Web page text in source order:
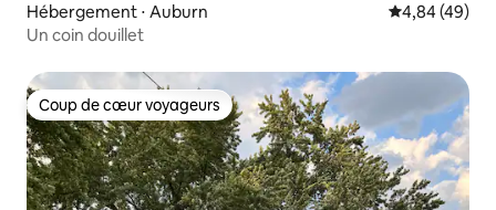
Hébergement ⋅ Auburn Évaluation
4,84 (49)
Un coin douillet
Coup de cœur voyageurs
Coup de cœur voyageurs